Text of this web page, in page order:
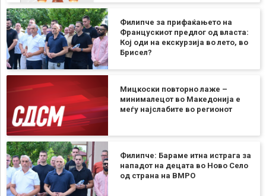
Филипче за прифаќањето на
Францускиот предлог од власта:
Кој оди на екскурзија во лето, во
Брисел?
Мицкоски повторно лаже –
минималецот во Македонија е
меѓу најслабите во регионот
Филипче: Бараме итна истрага за
нападот на децата во Ново Село
од страна на ВМРО